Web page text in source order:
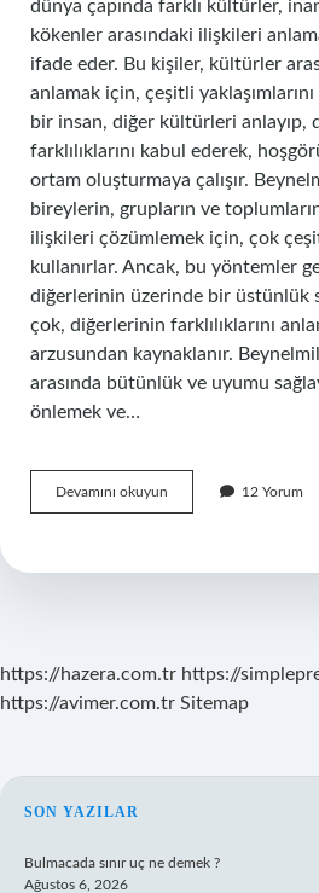
dünya çapında farklı kültürler,
kökenler arasındaki ilişkileri
ifade eder. Bu kişiler, kültürler
anlamak için, çeşitli
bir insan, diğer kültürleri anlayıp,
farklılıklarını kabul ederek,
ortam oluşturmaya çalışır.
bireylerin, grupların ve
ilişkileri çözümlemek için, çok
kullanırlar. Ancak, bu yöntemler
diğerlerinin üzerinde bir üstünlük
çok, diğerlerinin farklılıklarını
arzusundan kaynaklanır.
arasında bütünlük ve uyumu
önlemek ve…
Devamını okuyun Beynelmilel
bir
demek
12 Yorum
https://hazera.com.tr https://
https://avimer.com.tr Sitemap
SIDEBAR
SON YAZILAR
Bulmacada sınır uç ne demek ?
Ağustos 6, 2026